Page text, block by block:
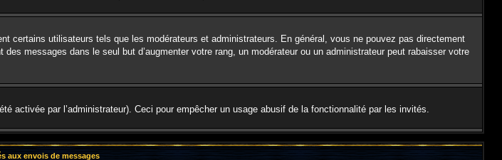
certains utilisateurs tels que les modérateurs et administrateurs. En général, vous ne pouvez pas directement
messages dans le seul but d’augmenter votre rang, un modérateur ou un administrateur peut rabaisser votre
activée par l’administrateur). Ceci pour empêcher un usage abusif de la fonctionnalité par les invités.
aux envois de messages